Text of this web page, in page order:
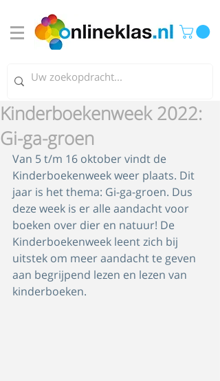
Kinderboekenweek 2022:
Gi-ga-groen
Van 5 t/m 16 oktober vindt de
Kinderboekenweek weer plaats. Dit
jaar is het thema: Gi-ga-groen. Dus
deze week is er alle aandacht voor
boeken over dier en natuur! De
Kinderboekenweek leent zich bij
uitstek om meer aandacht te geven
aan begrijpend lezen en lezen van
kinderboeken.